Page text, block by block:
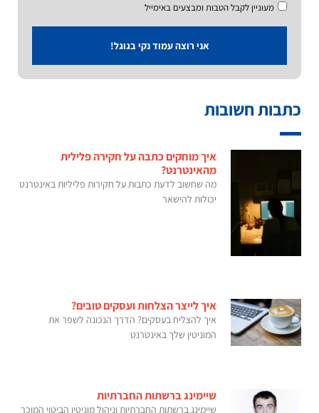
מעוניין לקבל הטבות ומבצעים באימייל
אני רוצה עמוד נקי בגוגל!
כתבות חשובות
איך מוחקים כתבה על חקירה פלילית
מהאינטרנט?
מה שחשוב לדעת כתבות על חקירות פליליות באינטרנט
יכולות להישאר
איך לייצר הצלחות ועסקים טובים?
איך להצליח בעסקים? הדרך הנכונה לשפר את
המוניטין שלך באינטרנט
שיימינג ברשתות החברתיות
שיימינג ברשתות החברתיות וניהול מוניטין הביטוי המוכר